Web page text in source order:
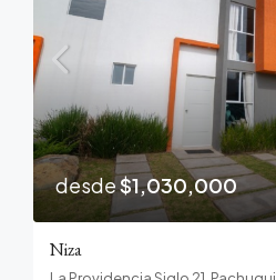
desde$1,030,000
Niza